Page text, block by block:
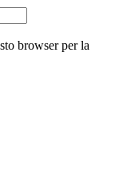
browser per la